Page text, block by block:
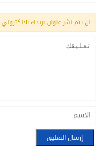
لن يتم نشر عنوان بريدك الإلكتروني.